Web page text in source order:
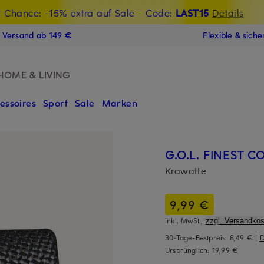
Chance: -15% extra auf Sale - Code: LAST15 Details
Willkommensgutschein mit Beyond sichern
ab 149 € Flexible &
& LIVING
Sport Sale Marken
G.O.L. FINEST
Krawatte
9,99 €
inkl. MwSt., zzgl.
30-Tage-Bestpreis: 8,49 € |
Ursprünglich: 19,99 €